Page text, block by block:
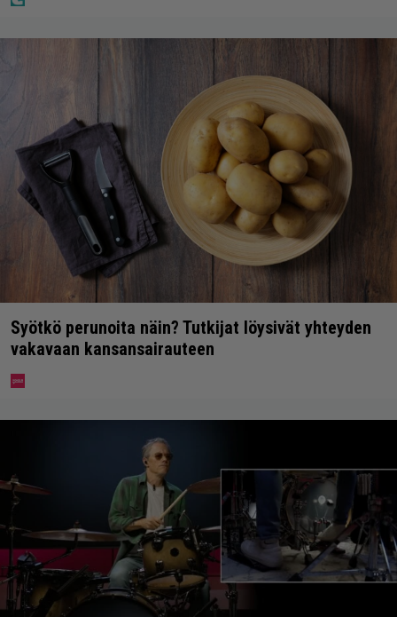
Syötkö perunoita näin? Tutkijat löysivät yhteyden
vakavaan kansansairauteen